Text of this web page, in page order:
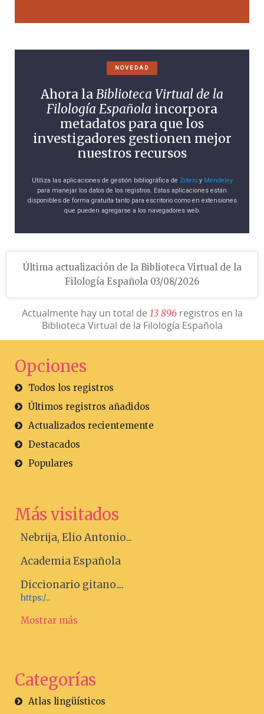
NOVEDAD
Ahora laBiblioteca Virtual de la
Filología Española incorpora
metadatos para que los
investigadores gestionen mejor
nuestros recursos
Utiliza las aplicaciones de gestión bibliográfica de Zoteroy Mendeley
para manejar los datos de los registros. Estas aplicaciones están
disponibles de forma gratuita tanto para escritorio como en extensiones
que pueden agregarse a los navegadores web.
Última actualización de la Biblioteca Virtual de la
Filología Española 03/08/2026
Actualmente hay un total de 13 896registros en la
Biblioteca Virtual de la Filología Española
Opciones
Todos los registros
Últimos registros añadidos
Actualizados recientemente
Destacados
Populares
Más visitados
Nebrija, Elio Antonio...
Academia Española
Diccionario gitano....
https:/...
Mostrar más
Categorías
Atlas lingüísticos